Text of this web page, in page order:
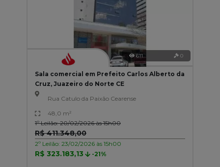
611 0
Sala comercial em Prefeito Carlos Alberto da
Cruz, Juazeiro do Norte CE
Rua Catulo da Paixão Cearense
48,0 m²
1º Leilão: 20/02/2026 às 15h00
R$ 411.348,00
2º Leilão: 23/02/2026 às 15h00
R$ 323.183,13 -21%